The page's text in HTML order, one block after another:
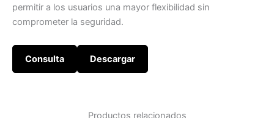
permitir a los usuarios una mayor flexibilidad sin
comprometer la seguridad.
Consulta Descargar
Productos relacionados